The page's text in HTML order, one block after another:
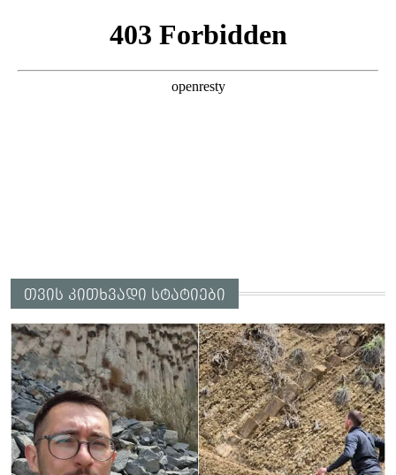
თვის კითხვადი სტატიები